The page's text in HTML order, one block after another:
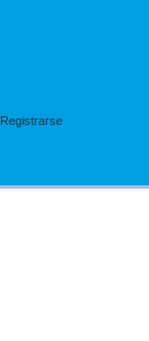
Registrarse